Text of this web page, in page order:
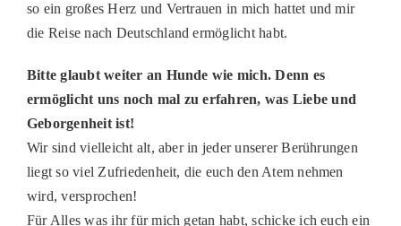
so ein großes Herz und Vertrauen in mich hattet und mir
die Reise nach Deutschland ermöglicht habt.
Bitte glaubt weiter an Hunde wie mich. Denn es
ermöglicht uns noch mal zu erfahren, was Liebe und
Geborgenheit ist!
Wir sind vielleicht alt, aber in jeder unserer Berührungen
liegt so viel Zufriedenheit, die euch den Atem nehmen
wird, versprochen!
Für Alles was ihr für mich getan habt, schicke ich euch ein